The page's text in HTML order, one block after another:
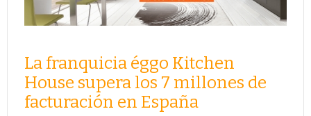
La franquicia éggo Kitchen
House supera los 7 millones de
facturación en España